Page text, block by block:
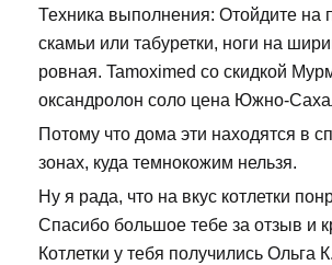
Техника выполнения: Отойдите на
скамьи или табуретки, ноги на
ровная. Tamoximed со скидкой
оксандролон соло цена Южно-
Потому что дома эти находятся в
зонах, куда темнокожим нельзя.
Ну я рада, что на вкус котлетки
Спасибо большое тебе за отзыв и
Котлетки у тебя получились Ольга